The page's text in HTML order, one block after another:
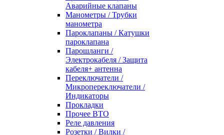
Аварийные клапаны
Манометры / Трубки
манометра
Пароклапаны / Катушки
пароклапана
Парошланги /
Электрокабеля / Защита
кабеля+ антенна
Переключатели /
Микропереключатели /
Индикаторы
Прокладки
Прочее ВТО
Реле давления
Розетки / Вилки /